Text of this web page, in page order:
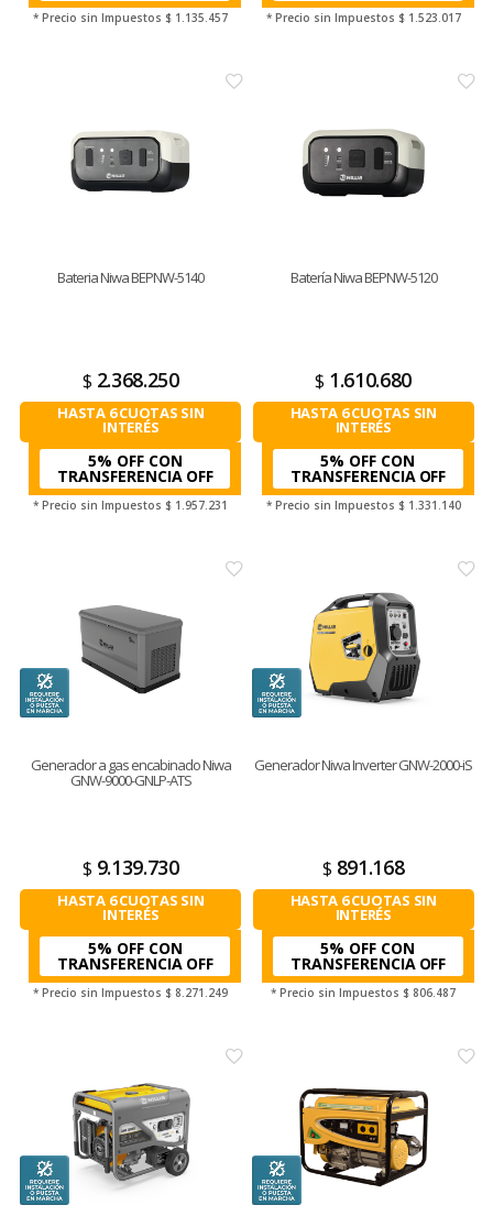
* Precio sin Impuestos $ 1.135.457 * Precio sin Impuestos $ 1.523.017
Bateria Niwa BEPNW-5140
$ 2.368.250
HASTA 6 CUOTAS SIN
INTERÉS
5% OFF CON
TRANSFERENCIA
* Precio sin Impuestos $ 1.957.231
Batería Niwa BEPNW-5120
$ 1.610.680
HASTA 6 CUOTAS SIN
INTERÉS
5% OFF CON
TRANSFERENCIA
* Precio sin Impuestos $ 1.331.140
Generador a gas encabinado Niwa
GNW-9000-GNLP-ATS
$ 9.139.730
HASTA 6 CUOTAS SIN
INTERÉS
5% OFF CON
TRANSFERENCIA
* Precio sin Impuestos $ 8.271.249
Generador Niwa Inverter GNW-2000-iS
$ 891.168
HASTA 6 CUOTAS SIN
INTERÉS
5% OFF CON
TRANSFERENCIA
* Precio sin Impuestos $ 806.487